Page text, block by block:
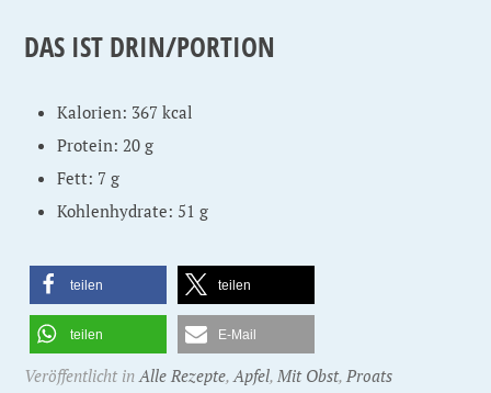
DAS IST DRIN/PORTION
Kalorien: 367 kcal
Protein: 20 g
Fett: 7 g
Kohlenhydrate: 51 g
teilen teilen
teilen E-Mail
Veröffentlicht inAlle Rezepte,Apfel,Mit Obst,Proats